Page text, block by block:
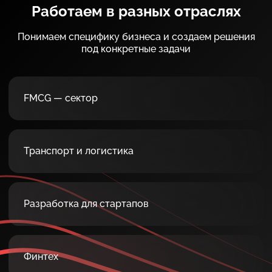
Работаем в разных отраслях
Понимаем специфику бизнеса и создаем решения
под конкретные задачи
FMCG — сектор
Транспорт и логистика
Разработка для стартапов
Финтех